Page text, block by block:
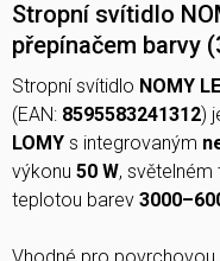
Stropní svítidlo
přepínačem barvy
Stropní svítidlo NOMY
(EAN: 8595583241312)
LOMY s integrovaným
výkonu 50 W, světelném
teplotou barev